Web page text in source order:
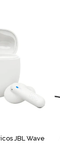
JBL Wave